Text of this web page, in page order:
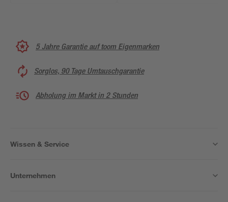
5 Jahre Garantie auf toom Eigenmarken
Sorglos, 90 Tage Umtauschgarantie
Abholung im Markt in 2 Stunden
Wissen & Service
Unternehmen